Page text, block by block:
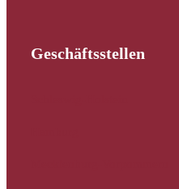
Geschäftsstellen